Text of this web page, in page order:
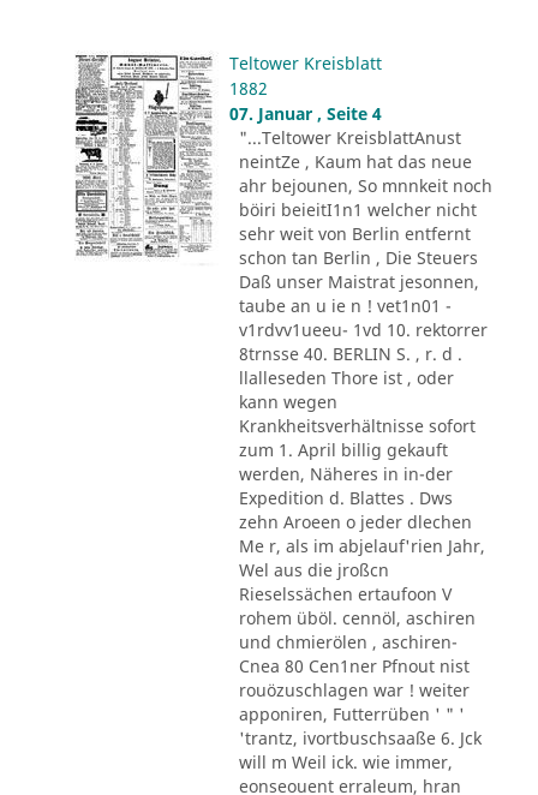
Teltower Kreisblatt
1882
07. Januar , Seite 4
"...Teltower KreisblattAnust
neintZe , Kaum hat das neue
ahr bejounen, So mnnkeit noch
böiri beieitI1n1 welcher nicht
sehr weit von Berlin entfernt
schon tan Berlin , Die Steuers
Daß unser Maistrat jesonnen,
taube an u ie n ! vet1n01 -
v1rdvv1ueeu- 1vd 10. rektorrer
8trnsse 40. BERLIN S. , r. d .
llalleseden Thore ist , oder
kann wegen
Krankheitsverhältnisse sofort
zum 1. April billig gekauft
werden, Näheres in in-der
Expedition d. Blattes . Dws
zehn Aroeen o jeder dlechen
Me r, als im abjelauf'rien Jahr,
Wel aus die jroßcn
Rieselssächen ertaufoon V
rohem üböl. cennöl, aschiren
und chmierölen , aschiren-
Cnea 80 Cen1ner Pfnout nist
rouözuschlagen war ! weiter
apponiren, Futterrüben ' " '
'trantz, ivortbuschsaaße 6. Jck
will m Weil ick. wie immer,
eonseouent erraleum, hran